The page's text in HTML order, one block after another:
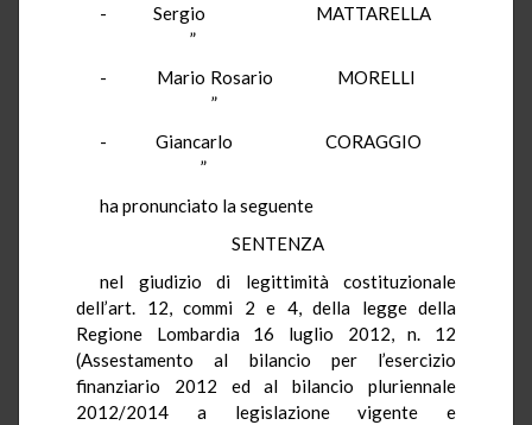
- Sergio MATTARELLA
”
- Mario Rosario MORELLI
”
- Giancarlo CORAGGIO
”
ha pronunciato la seguente
SENTENZA
nel giudizio di legittimità costituzionale
dell’art. 12, commi 2 e 4, della legge della
Regione Lombardia 16 luglio 2012, n. 12
(Assestamento al bilancio per l’esercizio
finanziario 2012 ed al bilancio pluriennale
2012/2014 a legislazione vigente e